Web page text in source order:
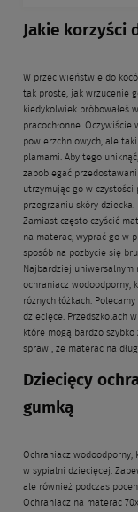
Jakie korzyści
W przeciwieństwie do
tak proste, jak wrzucenie
kiedykolwiek próbowałeś
pracochłonne.
powierzchniowych, ale
plamami. Aby tego
zapobiegać
utrzymując go w czystości
przegrzaniu skóry
Zamiast często czyścić
na materac, wyprać go w
sposób na pozbycie się
Najbardziej uniwersalnym
ochraniacz wodoodporny,
różnych łóżkach.
dziecięce. Przedszkolach
które mogą bardzo szybko
sprawi, że materac na
Dziecięcy
gumką
Ochraniacz wodoodporny,
w sypialni dziecięcej.
ale również podczas
Ochraniacz na materac